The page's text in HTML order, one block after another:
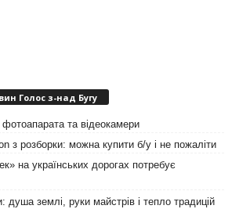
Голос з-над Бугу
та відеокамери
з розборки: можна купити б/у і не пожаліти
на українських дорогах потребує
душа землі, руки майстрів і тепло традицій